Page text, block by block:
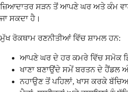
ਜ਼ਿਆਦਾਤਰ ਸੜਨ ਤੋਂ ਆਪਣੇ ਘਰ ਅਤੇ ਕੰਮ
ਜਾ ਸਕਦਾ ਹੈ।
ਮੁੱਖ ਰੋਕਥਾਮ ਰਣਨੀਤੀਆਂ ਵਿੱਚ ਸ਼ਾਮਲ ਹਨ:
ਆਪਣੇ ਘਰ ਦੇ ਹਰ ਕਮਰੇ ਵਿੱਚ ਸਮੋਕ
ਖਾਣਾ ਬਣਾਉਂਦੇ ਸਮੇਂ ਬਰਤਨ ਦੇ ਹੈਂਡਲ
ਨਹਾਉਣ ਤੋਂ ਪਹਿਲਾਂ, ਖਾਸ ਕਰਕੇ